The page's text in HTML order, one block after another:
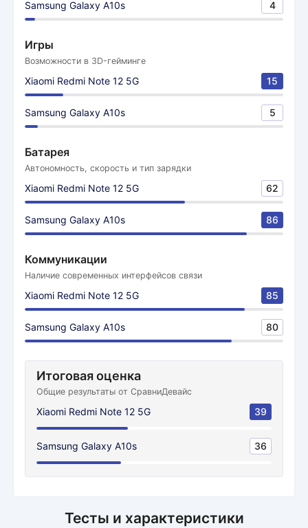
Samsung Galaxy A10s 4
Игры
Возможности в 3D-гейминге
Xiaomi Redmi Note 12 5G 15
Samsung Galaxy A10s 5
Батарея
Автономность, скорость и тип зарядки
Xiaomi Redmi Note 12 5G 62
Samsung Galaxy A10s 86
Коммуникации
Наличие современных интерфейсов связи
Xiaomi Redmi Note 12 5G 85
Samsung Galaxy A10s 80
Итоговая оценка
Общие результаты от СравниДевайс
Xiaomi Redmi Note 12 5G 39
Samsung Galaxy A10s 36
Тесты и характеристики